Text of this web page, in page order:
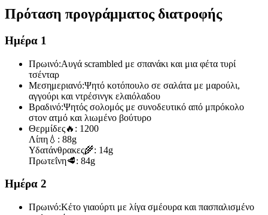
Πρόταση προγράμματος διατροφής
Ημέρα 1
Πρωινό:Αυγά scrambled με σπανάκι και μια φέτα τυρί
τσένταρ
Μεσημεριανό:Ψητό κοτόπουλο σε σαλάτα με μαρούλι,
αγγούρι και ντρέσινγκ ελαιόλαδου
Βραδινό:Ψητός σολομός με συνοδευτικό από μπρόκολο
στον ατμό και λιωμένο βούτυρο
Θερμίδες🔥: 1200
Λίπη 💧: 88g
Υδατάνθρακες🌾: 14g
Πρωτεΐνη🥩: 84g
Ημέρα 2
Πρωινό:Κέτο γιαούρτι με λίγα σμέουρα και πασπαλισμένο